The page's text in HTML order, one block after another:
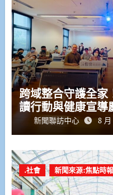
跨域整合守護全家
讀行動與健康宣導
新聞聯訪中心 8 月
.社會 新聞來源:焦點時報